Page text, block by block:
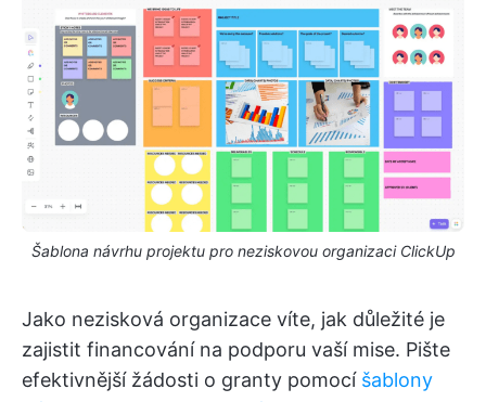
Šablona návrhu projektu pro neziskovou organizaci ClickUp
Jako nezisková organizace víte, jak důležité je
zajistit financování na podporu vaší mise. Pište
efektivnější žádosti o granty pomocí šablony